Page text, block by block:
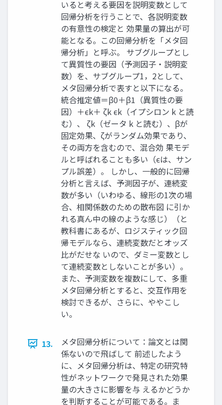
いると考える要因を説明変数として
回帰分析を行うことで、各説明変数
の有意性の検定と 効果量の算出が可
能となる。この回帰分析を「メタ回
帰分析」と呼ぶ。 サブグループとし
て異質性の要因（予測因子・説明変
数）を、サブグループ1，2として、
メタ回帰分析で表すと以下になる。
統合推定値＝β0＋β1（異質性の要
因）＋ϵk＋ ζk ϵk（イプシロン k と読
む）、 ζk（ゼータ k と読む）、βが
固定効果、ζがランダム効果であり、
その両方を含むので、混合効 果モデ
ルと呼ばれることも多い（ϵは、サン
プル誤差）。 しかし、一般的に回帰
分析と言えば、予測因子が、連続変
数が多い（いわゆる、線形の1次の場
合、相関係数のための散布図 に引か
れる真ん中の線のような感じ）（と
教科書にあるが、ロジスティック回
帰モデルなら、連続変数だとオッズ
比がだせな いので、ダミー変数とし
て連続変数としないことが多い）。
また、予測変数を複数にして、多重
メタ回帰分析とすると、交互作用を
検討できるが、さらに、ややこし
い。
13.
メタ回帰分析について：論文とは関
係ないので飛ばして 前述したよう
に、メタ回帰分析は、特定の研究特
性がネットワークで発見された効果
量の大きさに影響を与 えるかどうか
を判断することが可能である。ま